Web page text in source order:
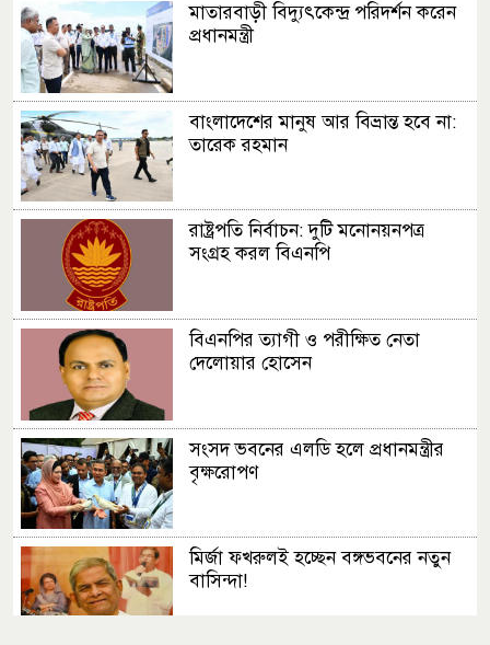
মাতারবাড়ী বিদ্যুৎকেন্দ্র পরিদর্শন করেন
প্রধানমন্ত্রী
বাংলাদেশের মানুষ আর বিভ্রান্ত হবে না:
তারেক রহমান
রাষ্ট্রপতি নির্বাচন: দুটি মনোনয়নপত্র
সংগ্রহ করল বিএনপি
বিএনপির ত্যাগী ও পরীক্ষিত নেতা
দেলোয়ার হোসেন
সংসদ ভবনের এলডি হলে প্রধানমন্ত্রীর
বৃক্ষরোপণ
মির্জা ফখরুলই হচ্ছেন বঙ্গভবনের নতুন
বাসিন্দা!